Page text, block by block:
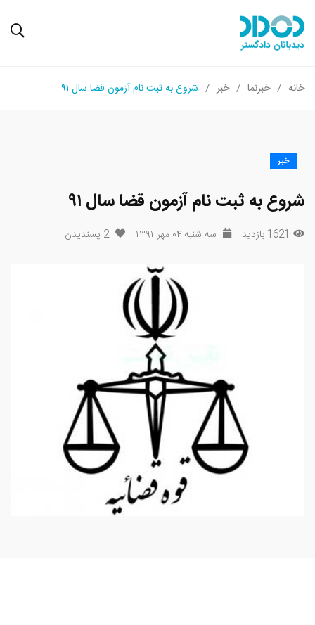
خانه خبرنما خبر شروع به ثبت نام آزمون قضا سال ۹۱
خبر
شروع به ثبت نام آزمون قضا سال ۹۱
1621 بازدید سه شنبه ۰۴ مهر ۱۳۹۱ 2 پسندیدن